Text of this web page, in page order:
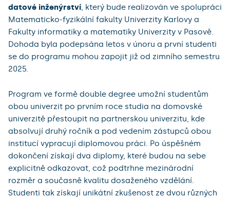
datové inženýrství, který bude realizován ve spolupráci
Matematicko-fyzikální fakulty Univerzity Karlovy a
Fakulty informatiky a matematiky Univerzity v Pasově.
Dohoda byla podepsána letos v únoru a první studenti
se do programu mohou zapojit již od zimního semestru
2025.
Program ve formě double degree umožní studentům
obou univerzit po prvním roce studia na domovské
univerzitě přestoupit na partnerskou univerzitu, kde
absolvují druhý ročník a pod vedením zástupců obou
institucí vypracují diplomovou práci. Po úspěšném
dokončení získají dva diplomy, které budou na sebe
explicitně odkazovat, což podtrhne mezinárodní
rozměr a současně kvalitu dosaženého vzdělání.
Studenti tak získají unikátní zkušenost ze dvou různých